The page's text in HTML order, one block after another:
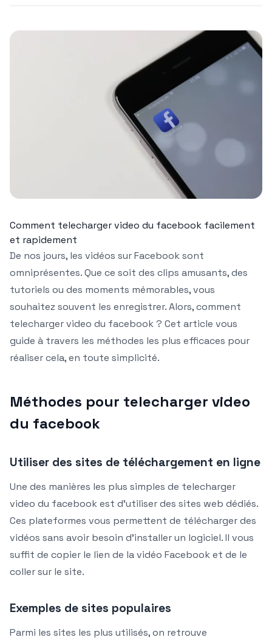
Comment telecharger video du facebook facilement
et rapidement
De nos jours, les vidéos sur Facebook sont
omniprésentes. Que ce soit des clips amusants, des
tutoriels ou des moments mémorables, vous
souhaitez souvent les enregistrer. Alors, comment
telecharger video du facebook ? Cet article vous
guide à travers les méthodes les plus efficaces pour
réaliser cela, en toute simplicité.
Méthodes pour telecharger video
du facebook
Utiliser des sites de téléchargement en ligne
Une des manières les plus simples de telecharger
video du facebook est d’utiliser des sites web dédiés.
Ces plateformes vous permettent de télécharger des
vidéos sans avoir besoin d’installer un logiciel. Il vous
suffit de copier le lien de la vidéo Facebook et de le
coller sur le site.
Exemples de sites populaires
Parmi les sites les plus utilisés, on retrouve